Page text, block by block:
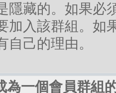
隱藏的。如果必
加入該群組。如
自己的理由。
為一個會員群組